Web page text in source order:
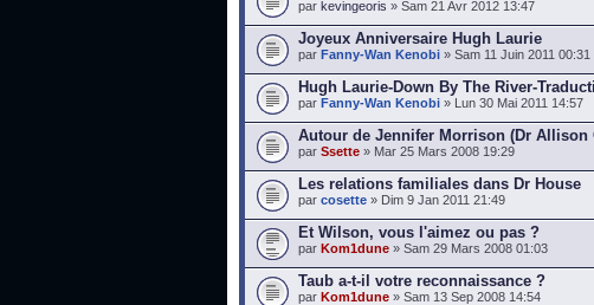
par kevingeoris » Sam 21 Avr 2012 13:47
Joyeux Anniversaire Hugh Laurie
par Fanny-Wan Kenobi » Sam 11 Juin 2011 00:31
Hugh Laurie-Down By The River-
par Fanny-Wan Kenobi » Lun 30 Mai 2011 14:57
Autour de Jennifer Morrison (Dr Allison
par Ssette » Mar 25 Mars 2008 19:29
Les relations familiales dans Dr House
par cosette » Dim 9 Jan 2011 21:49
Et Wilson, vous l'aimez ou pas ?
par Kom1dune » Sam 29 Mars 2008 01:03
Taub a-t-il votre reconnaissance ?
par Kom1dune » Sam 13 Sep 2008 14:54